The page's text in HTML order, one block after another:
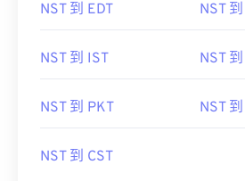
NST 到 EDT NST
NST 到 IST NST
NST 到 PKT NST
NST 到 CST